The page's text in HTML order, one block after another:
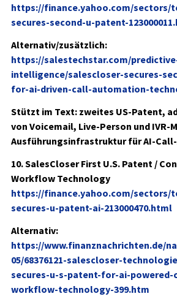
https://finance.yahoo.com/
secures-second-u-patent-
Alternativ/zusätzlich:
https://salestechstar.com/
intelligence/salescloser-secures-
for-ai-driven-call-automation-
Stützt im Text: zweites US-Patent,
von Voicemail, Live-Person und IVR-
Ausführungsinfrastruktur für AI-
10. SalesCloser First U.S. Patent /
Workflow Technology
https://finance.yahoo.com/
secures-u-patent-ai-213000470.html
Alternativ:
https://www.finanznachrichten.de/
05/68376121-salescloser-
secures-u-s-patent-for-ai-powered-
workflow-technology-399.htm